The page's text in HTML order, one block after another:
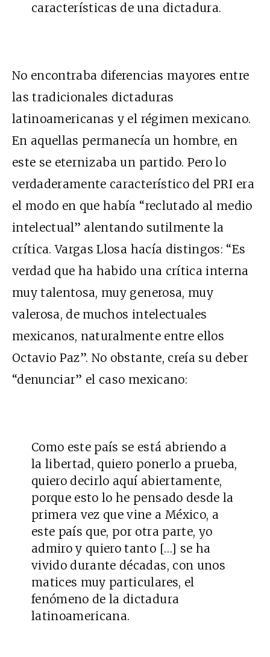
características de una dictadura.
No encontraba diferencias mayores entre
las tradicionales dictaduras
latinoamericanas y el régimen mexicano.
En aquellas permanecía un hombre, en
este se eternizaba un partido. Pero lo
verdaderamente característico del PRI era
el modo en que había “reclutado al medio
intelectual” alentando sutilmente la
crítica. Vargas Llosa hacía distingos: “Es
verdad que ha habido una crítica interna
muy talentosa, muy generosa, muy
valerosa, de muchos intelectuales
mexicanos, naturalmente entre ellos
Octavio Paz”. No obstante, creía su deber
“denunciar” el caso mexicano:
Como este país se está abriendo a
la libertad, quiero ponerlo a prueba,
quiero decirlo aquí abiertamente,
porque esto lo he pensado desde la
primera vez que vine a México, a
este país que, por otra parte, yo
admiro y quiero tanto […] se ha
vivido durante décadas, con unos
matices muy particulares, el
fenómeno de la dictadura
latinoamericana.